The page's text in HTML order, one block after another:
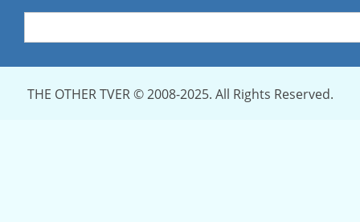
THE OTHER TVER © 2008-2025. All Rights Reserved.